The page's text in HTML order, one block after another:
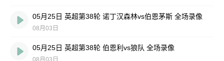
05月25日 英超第38轮 诺丁汉森林vs伯恩茅斯 全场录像
08月03日
05月25日 英超第38轮 伯恩利vs狼队 全场录像
08月03日